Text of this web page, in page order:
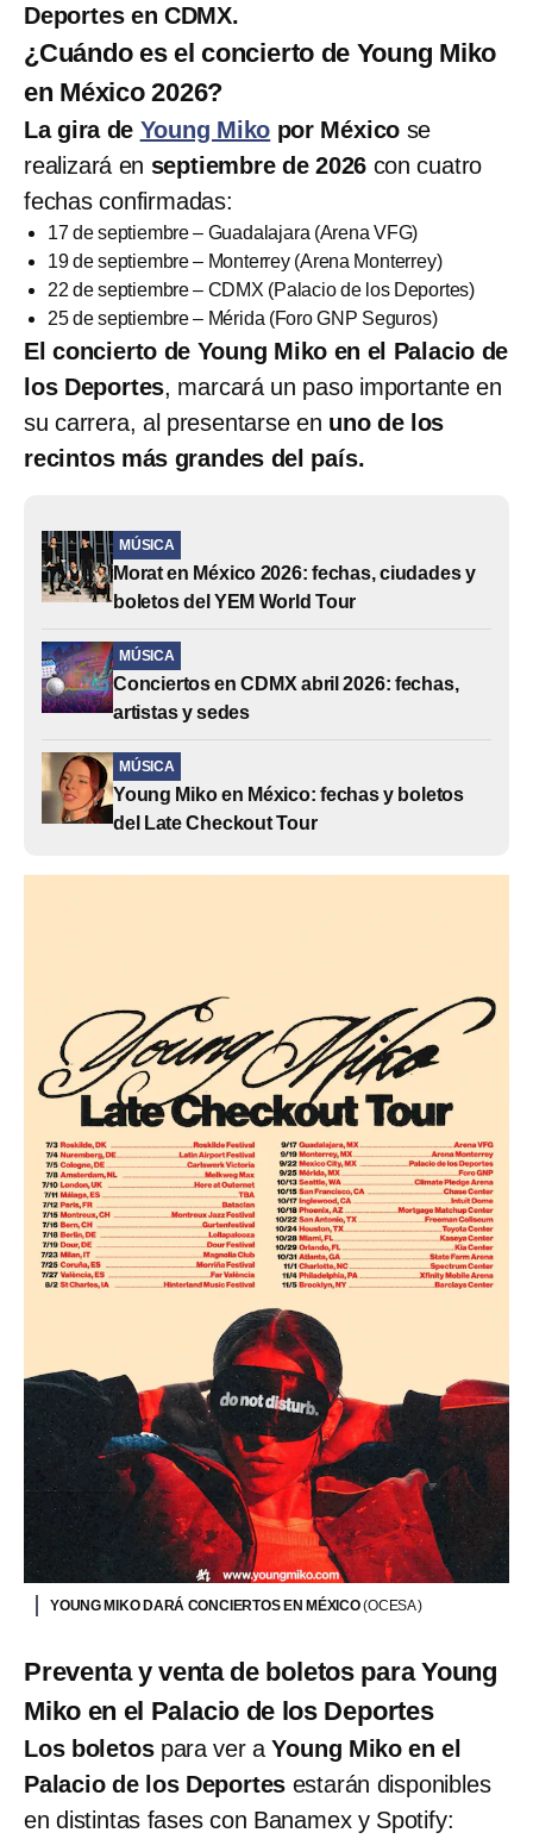
Deportes en CDMX.
¿Cuándo es el concierto de Young Miko
en México 2026?
La gira de Young Miko por México se
realizará en septiembre de 2026 con cuatro
fechas confirmadas:
17 de septiembre – Guadalajara (Arena VFG)
19 de septiembre – Monterrey (Arena Monterrey)
22 de septiembre – CDMX (Palacio de los Deportes)
25 de septiembre – Mérida (Foro GNP Seguros)
El concierto de Young Miko en el Palacio de
los Deportes, marcará un paso importante en
su carrera, al presentarse en uno de los
recintos más grandes del país.
MÚSICA
Morat en México 2026: fechas, ciudades y
boletos del YEM World Tour
MÚSICA
Conciertos en CDMX abril 2026: fechas,
artistas y sedes
MÚSICA
Young Miko en México: fechas y boletos
del Late Checkout Tour
YOUNG MIKO DARÁ CONCIERTOS EN MÉXICO(OCESA )
Preventa y venta de boletos para Young
Miko en el Palacio de los Deportes
Los boletos para ver aYoung Miko en el
Palacio de los Deportes estarán disponibles
en distintas fases con Banamex y Spotify: